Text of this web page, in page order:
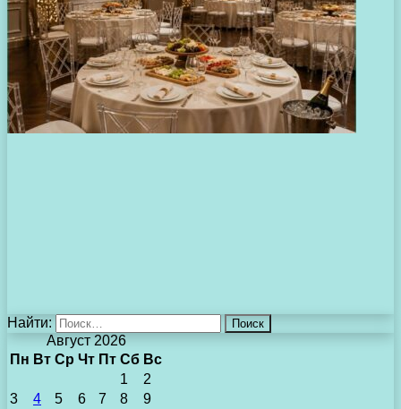
Найти:
Август 2026
Пн Вт Ср Чт Пт Сб Вс
1
2
3
4 5 6 7 8
9